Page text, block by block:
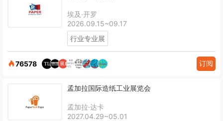
埃及·开罗
2026.09.15~09.17
行业专业展
76578 订阅
孟加拉国际造纸工业展览会
孟加拉·达卡
2027.04.29~05.01